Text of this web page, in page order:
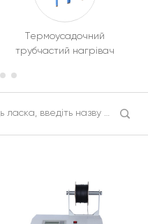
Термоусадочний
трубчастий нагрівач